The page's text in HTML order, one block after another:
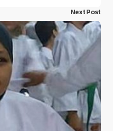
Next Post